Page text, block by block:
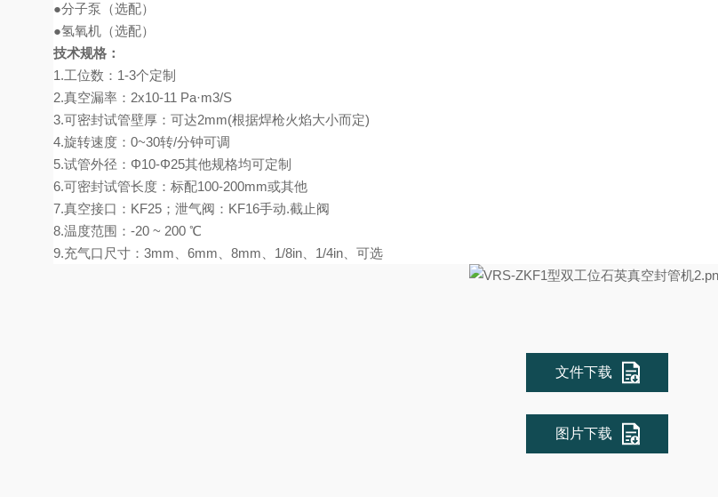
●分子泵（选配）
●氢氧机（选配）
技术规格：
1.工位数：1-3个定制
2.真空漏率：2x10-11 Pa·m3/S
3.可密封试管壁厚：可达2mm(根据焊枪火焰大小而定)
4.旋转速度：0~30转/分钟可调
5.试管外径：Φ10-Φ25其他规格均可定制
6.可密封试管长度：标配100-200mm或其他
7.真空接口：KF25；泄气阀：KF16手动.截止阀
8.温度范围：-20 ~ 200 ℃
9.充气口尺寸：3mm、6mm、8mm、1/8in、1/4in、可选
文件下载
图片下载